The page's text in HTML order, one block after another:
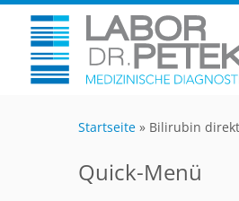
Startseite » Bilirubin direkt
Quick-Menü